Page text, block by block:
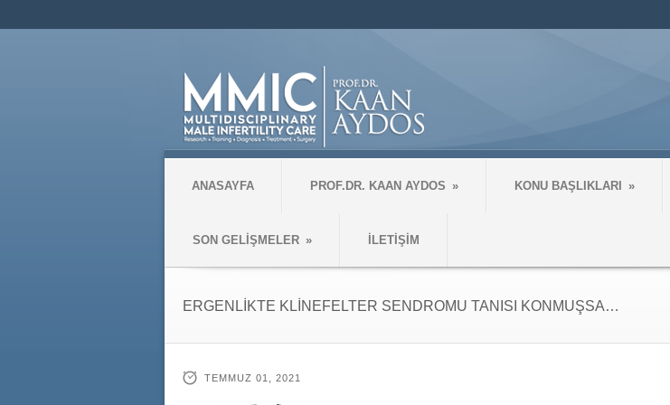
ANASAYFA PROF.DR. KAAN AYDOS » KONU BAŞLIKLARI »
SON GELİŞMELER » İLETİŞİM
ERGENLİKTE KLİNEFELTER SENDROMU TANISI KONMUŞSA…
TEMMUZ 01, 2021